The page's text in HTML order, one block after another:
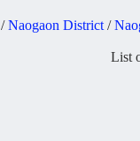
/Naogaon District /
List